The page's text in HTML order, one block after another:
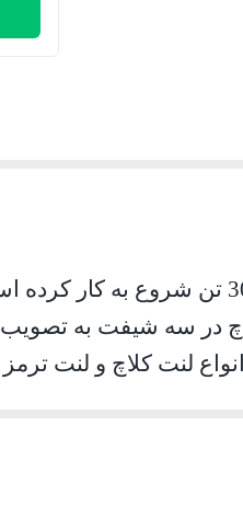
به مقدار 2500 تن لنت ترمز و 1000 تن لنت
باشد و دارای انواع لنت کلاچ